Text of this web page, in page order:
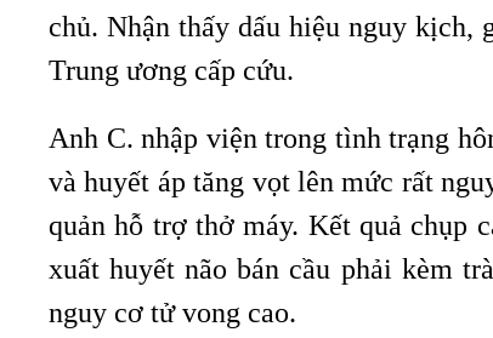
chủ. Nhận thấy dấu hiệu nguy kịch,
Trung ương cấp cứu.
Anh C. nhập viện trong tình trạng
và huyết áp tăng vọt lên mức rất
quản hỗ trợ thở máy. Kết quả chụp
xuất huyết não bán cầu phải kèm
nguy cơ tử vong cao.